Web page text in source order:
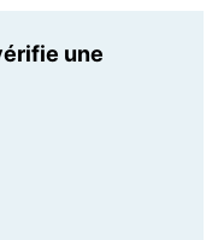
une